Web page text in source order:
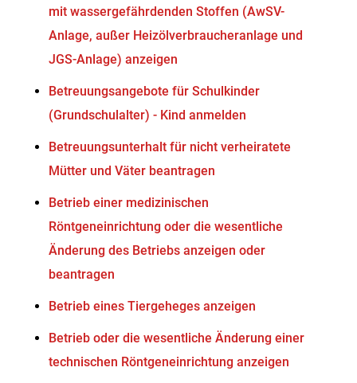
mit wassergefährdenden Stoffen (AwSV-
Anlage, außer Heizölverbraucheranlage und
JGS-Anlage) anzeigen
Betreuungsangebote für Schulkinder
(Grundschulalter) - Kind anmelden
Betreuungsunterhalt für nicht verheiratete
Mütter und Väter beantragen
Betrieb einer medizinischen
Röntgeneinrichtung oder die wesentliche
Änderung des Betriebs anzeigen oder
beantragen
Betrieb eines Tiergeheges anzeigen
Betrieb oder die wesentliche Änderung einer
technischen Röntgeneinrichtung anzeigen